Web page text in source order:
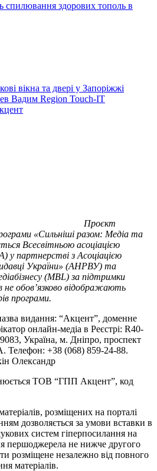
спилювання здорових тополь в
вікна та двері у Запоріжжі
Вадим Region Touch-IT
Проєкт
«Сильніші разом: Медіа та
Всесвітньою асоціацією
у партнерстві з Асоціацією
України» (АНРВУ) та
(MBL) за підтримки
не обов’язково відображають
програми.
видання: “Акцент”, доменне
онлайн-медіа в Реєстрі: R40-
Україна, м. Дніпро, проспект
Телефон: +38 (068) 859-24-88.
Олександр
ТОВ “ГПП Акцент”, код
розміщених на порталі
дозволяється за умови вставки в
систем гіперпосилання на
першоджерела не нижче другого
розміщене незалежно від повного
матеріалів.